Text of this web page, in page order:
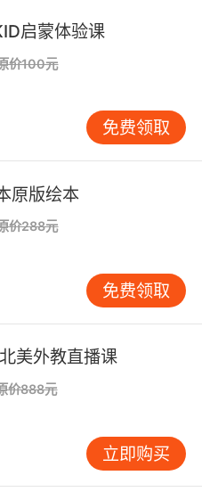
学习英语的时候也可以
奇，来进行更加有效的
苹果的时候可以告诉它
通过中文翻译孩子就可
的方式教给孩子，从简单的
加强孩子对英语词汇的
不开单词的，但是不是
重要的是要理解单词的
才能真正并且更好地掌
启蒙体验课
价100元
免费领取
原版绘本
价288元
免费领取
美外教直播课
价888元
立即购买